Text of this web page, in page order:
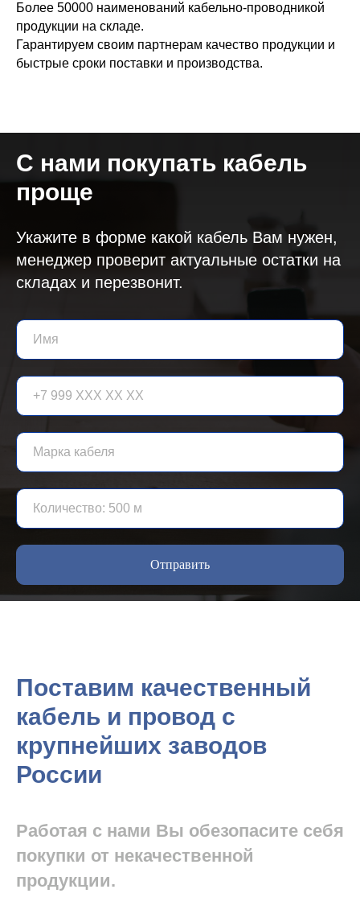
Более 50000 наименований кабельно-проводникой
продукции на складе.
Гарантируем своим партнерам качество продукции и
быстрые сроки поставки и производства.
С нами покупать кабель
проще
Укажите в форме какой кабель Вам нужен,
менеджер проверит актуальные остатки на
складах и перезвонит.
Отправить
Поставим качественный
кабель и провод с
крупнейших заводов
России
Работая с нами Вы обезопасите себя
покупки от некачественной
продукции.